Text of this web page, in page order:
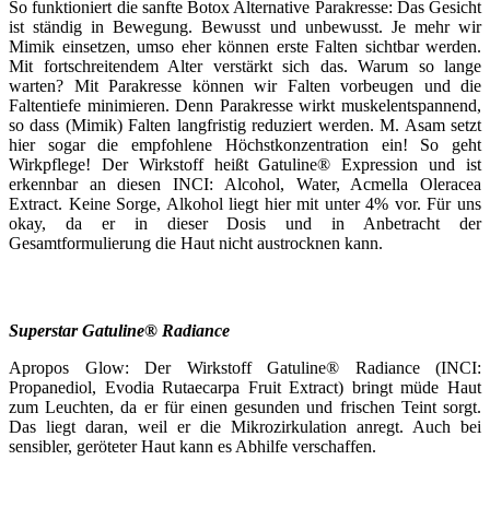
So funktioniert die sanfte Botox Alternative Parakresse: Das Gesicht
ist ständig in Bewegung. Bewusst und unbewusst. Je mehr wir
Mimik einsetzen, umso eher können erste Falten sichtbar werden.
Mit fortschreitendem Alter verstärkt sich das. Warum so lange
warten? Mit Parakresse können wir Falten vorbeugen und die
Faltentiefe minimieren. Denn Parakresse wirkt muskelentspannend,
so dass (Mimik) Falten langfristig reduziert werden. M. Asam setzt
hier sogar die empfohlene Höchstkonzentration ein! So geht
Wirkpflege! Der Wirkstoff heißt Gatuline® Expression und ist
erkennbar an diesen INCI: Alcohol, Water, Acmella Oleracea
Extract. Keine Sorge, Alkohol liegt hier mit unter 4% vor. Für uns
okay, da er in dieser Dosis und in Anbetracht der
Gesamtformulierung die Haut nicht austrocknen kann.
Superstar Gatuline® Radiance
Apropos Glow: Der Wirkstoff Gatuline® Radiance (INCI:
Propanediol, Evodia Rutaecarpa Fruit Extract) bringt müde Haut
zum Leuchten, da er für einen gesunden und frischen Teint sorgt.
Das liegt daran, weil er die Mikrozirkulation anregt. Auch bei
sensibler, geröteter Haut kann es Abhilfe verschaffen.